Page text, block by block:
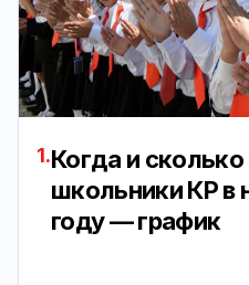
1.Когда и
школьники КР в
году — график